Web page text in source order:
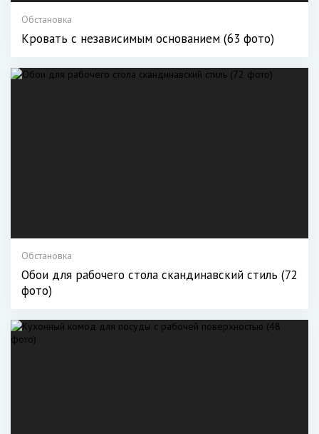
Обстановка
Кровать с независимым основанием (63 фото)
Обстановка
Обои для рабочего стола скандинавский стиль (72
фото)